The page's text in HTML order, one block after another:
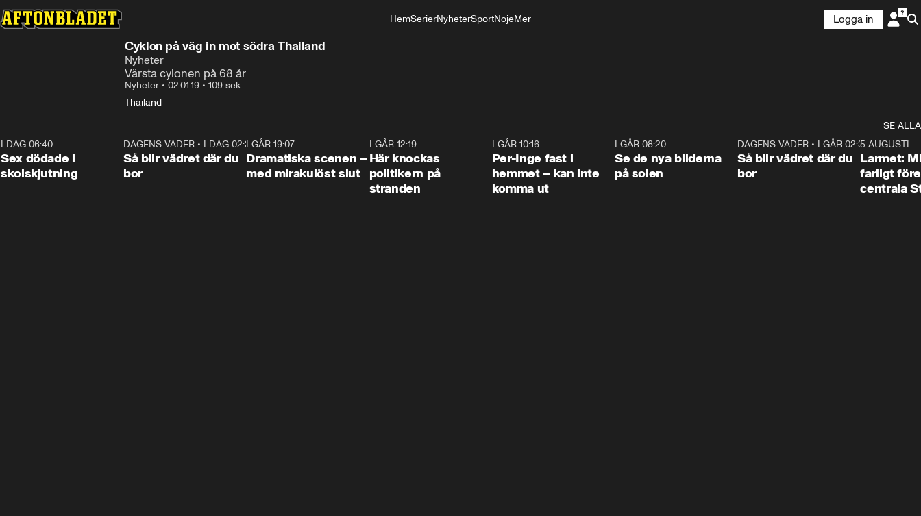
HemSerierNyheterSportNöjeMer
Logga in
Cyklon på väg in mot södra Thailand
Nyheter
Värsta cylonen på 68 år
Nyheter • 02.01.19 • 109 sek
Thailand
SE ALLA
I DAG 06:40
Sex dödade i
skolskjutning
1:06
DAGENS VÄDER • I DAG 02:30
Så blir vädret där du
bor
I GÅR 19:07
Dramatiska scenen –
med mirakulöst slut
I GÅR 12:19
Här knockas
politikern på
stranden
I GÅR 10:16
Per-Inge fast i
hemmet – kan inte
komma ut
I GÅR 08:20
Se de nya bilderna
på solen
1:06
DAGENS VÄDER • I GÅR 02:30
Så blir vädret där du
bor
5 AUGUSTI
Larmet:
farligt
centrala